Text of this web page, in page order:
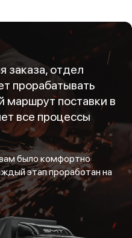
заказа, отдел
прорабатывать
маршрут поставки в
все процессы
было комфортно
этап проработан на